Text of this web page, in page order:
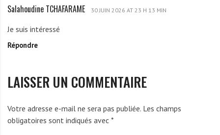
S
l
a
i
n
Salahoudine TCHAFARAME 30 JUIN 2026 AT 23 H 13 MIN
Je suis intéressé
Répondre
LAISSER UN COMMENTAIRE
Votre adresse e-mail ne sera pas publiée. Les champs
obligatoires sont indiqués avec *